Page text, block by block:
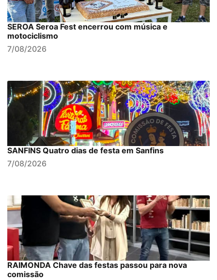
SEROA Seroa Fest encerrou com música e
motociclismo
7/08/2026
SANFINS Quatro dias de festa em Sanfins
7/08/2026
RAIMONDA Chave das festas passou para nova
comissão